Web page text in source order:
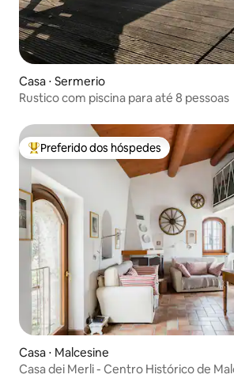
Casa ⋅ Sermerio
Rustico com piscina para até 8 pessoas
Entre os melhores preferidos dos
Preferido dos hóspedes
Casa ⋅ Malcesine
Casa dei Merli - Centro Histórico de